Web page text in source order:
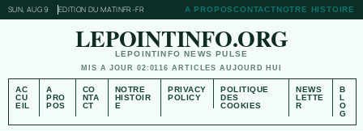
SUN, AUG 9 EDITION DU MATINFR-FR A PROPOSCONTACTNOTRE HISTOIRE
LEPOINTINFO.ORG
LEPOINTINFO NEWS PULSE
MIS A JOUR 02:0116 ARTICLES AUJOURD HUI
AC
CU
EIL
A
PRO
POS
CO
NTA
CT
NOTRE
HISTOIR
E
PRIVACY
POLICY
POLITIQUE
DES
COOKIES
NEWS
LETTE
R
B
L
O
G